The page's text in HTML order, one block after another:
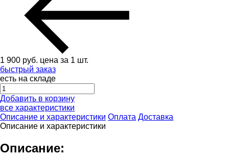
1 900 руб. цена за 1 шт.
быстрый заказ
есть на складе
Добавить в корзину
все характеристики
Описание и характеристики Оплата Доставка
Описание и характеристики
Описание: